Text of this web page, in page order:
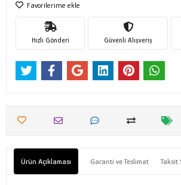
Favorilerime ekle
Hızlı Gönderi Güvenli Alışveriş
Ürün Açıklaması Garanti ve Teslimat Taksit